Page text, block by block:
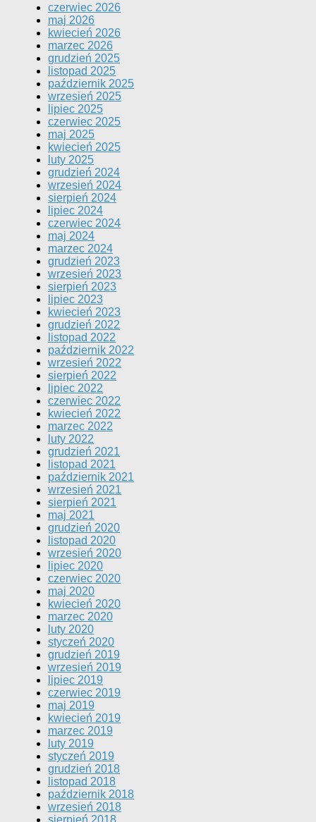
czerwiec 2026
maj 2026
kwiecień 2026
marzec 2026
grudzień 2025
listopad 2025
październik 2025
wrzesień 2025
lipiec 2025
czerwiec 2025
maj 2025
kwiecień 2025
luty 2025
grudzień 2024
wrzesień 2024
sierpień 2024
lipiec 2024
czerwiec 2024
maj 2024
marzec 2024
grudzień 2023
wrzesień 2023
sierpień 2023
lipiec 2023
kwiecień 2023
grudzień 2022
listopad 2022
październik 2022
wrzesień 2022
sierpień 2022
lipiec 2022
czerwiec 2022
kwiecień 2022
marzec 2022
luty 2022
grudzień 2021
listopad 2021
październik 2021
wrzesień 2021
sierpień 2021
maj 2021
grudzień 2020
listopad 2020
wrzesień 2020
lipiec 2020
czerwiec 2020
maj 2020
kwiecień 2020
marzec 2020
luty 2020
styczeń 2020
grudzień 2019
wrzesień 2019
lipiec 2019
czerwiec 2019
maj 2019
kwiecień 2019
marzec 2019
luty 2019
styczeń 2019
grudzień 2018
listopad 2018
październik 2018
wrzesień 2018
sierpień 2018